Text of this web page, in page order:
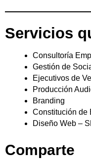
Servicios
Consultoría
Gestión de
Ejecutivos de
Producción
Branding
Constitución de
Diseño Web –
Comparte